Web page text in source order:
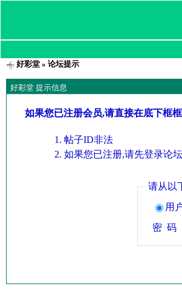
好彩堂» 论坛提示
好彩堂 提示信息
如果您已注册会员,请直接在底下框
帖子ID非法
如果您已注册,请先登录论
请从以
用
密 码